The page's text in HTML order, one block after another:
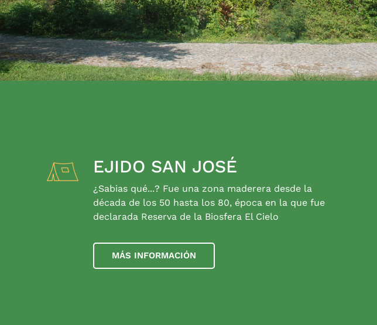
EJIDO SAN JOSÉ
¿Sabias qué...? Fue una zona maderera desde la
década de los 50 hasta los 80, época en la que fue
declarada Reserva de la Biosfera El Cielo
MÁS INFORMACIÓN